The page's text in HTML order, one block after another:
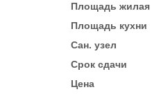
Площадь жилая
Площадь кухни
Сан. узел
Срок сдачи
Цена